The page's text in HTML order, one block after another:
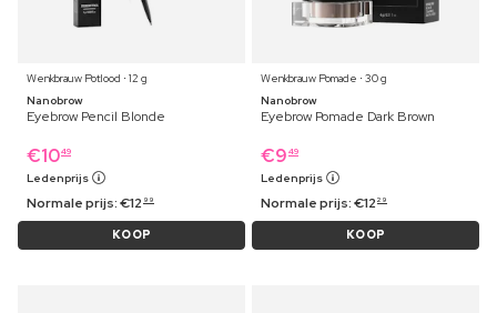
Wenkbrauw Potlood ⋅ 12 g
Nanobrow
Eyebrow Pencil Blonde
€1049
Ledenprijs
Normale prijs:€12 99
KOOP
Wenkbrauw Pomade ⋅ 30 g
Nanobrow
Eyebrow Pomade Dark Brown
€9 49
Ledenprijs
Normale prijs:€12 29
KOOP